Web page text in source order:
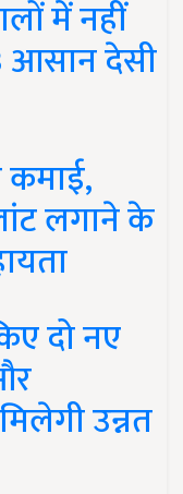
में नहीं
आसान देसी
लगाने के
दो नए
उन्नत